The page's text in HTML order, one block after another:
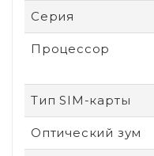
Серия
Процессор
Тип SIM-карты
Оптический зум